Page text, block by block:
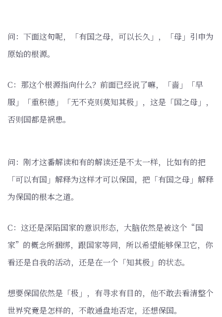
问：下面这句呢，「有国之母，可以长久」，「母」引申为
原始的根源。
C：那这个根源指向什么？前面已经说了嘛，「啬」「早
服」「重积德」「无不克则莫知其极」，这是「国之母」，
否则国都是祸患。
问：刚才这番解读和有的解读还是不太一样，比如有的把
「可以有国」解释为这样才可以保国，把「有国之母」解释
为保国的根本之道。
C：这还是深陷国家的意识形态，大脑依然是被这个“国
家”的概念所捆绑，跟国家等同，所以希望能够保卫它，你
看还是自我的活动，还是在一个「知其极」的状态。
想要保国依然是「极」，有寻求有目的，他不敢去看清整个
世界究竟是怎样的，不敢通盘地否定，还想保国。